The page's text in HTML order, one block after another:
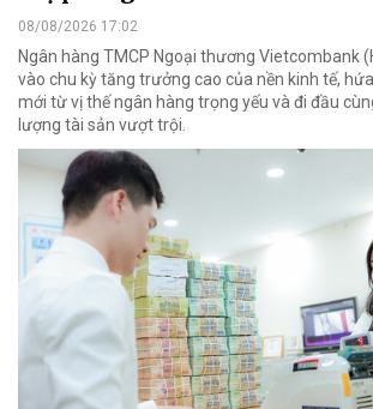
08/08/2026 17:02
Ngân hàng TMCP Ngoại thương Vietcombank
vào chu kỳ tăng trưởng cao của nền kinh tế,
mới từ vị thế ngân hàng trọng yếu và đi đầu
lượng tài sản vượt trội.